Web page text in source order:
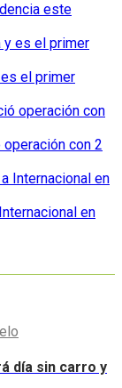
este
el primer
con 2
en
día sin carro y